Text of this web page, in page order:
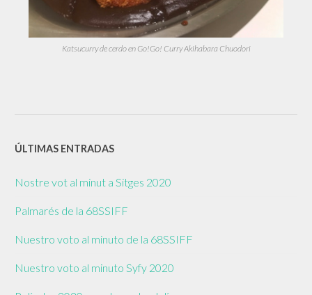
Katsucurry de cerdo en Go!Go! Curry Akihabara Chuodori
ÚLTIMAS ENTRADAS
Nostre vot al minut a Sitges 2020
Palmarés de la 68SSIFF
Nuestro voto al minuto de la 68SSIFF
Nuestro voto al minuto Syfy 2020